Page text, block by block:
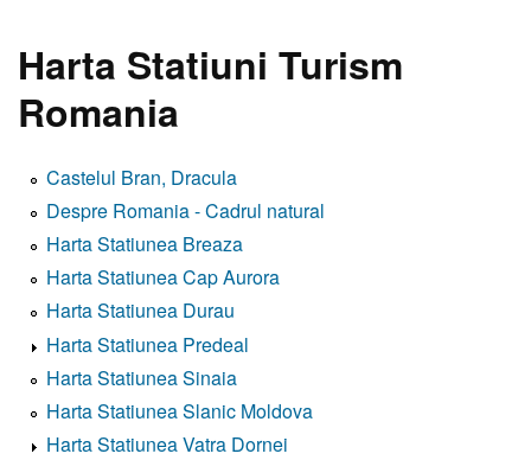
Harta Statiuni Turism
Romania
Castelul Bran, Dracula
Despre Romania - Cadrul natural
Harta Statiunea Breaza
Harta Statiunea Cap Aurora
Harta Statiunea Durau
Harta Statiunea Predeal
Harta Statiunea Sinaia
Harta Statiunea Slanic Moldova
Harta Statiunea Vatra Dornei